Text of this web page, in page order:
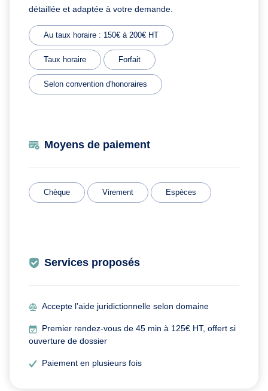
détaillée et adaptée à votre demande.
Au taux horaire : 150€ à 200€ HT
Taux horaire Forfait
Selon convention d'honoraires
Moyens de paiement
Chèque Virement Espèces
Services proposés
Accepte l’aide juridictionnelle selon domaine
Premier rendez-vous de 45 min à 125€ HT, offert si
ouverture de dossier
Paiement en plusieurs fois